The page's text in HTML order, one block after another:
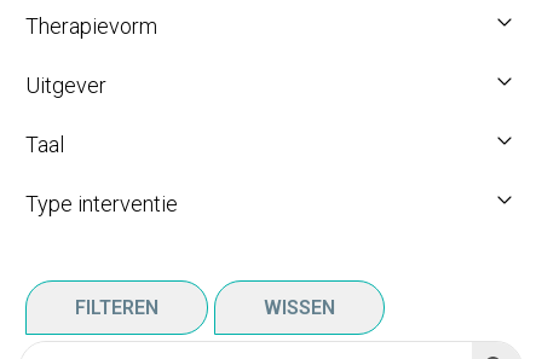
Therapievorm
Uitgever
Taal
Type interventie
FILTEREN WISSEN